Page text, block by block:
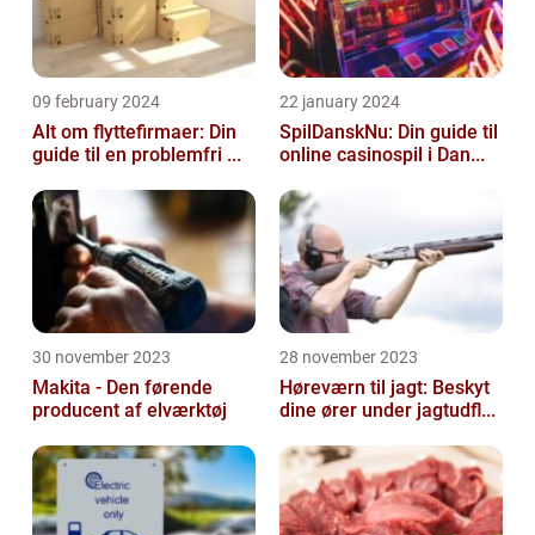
09 february 2024
Alt om flyttefirmaer: Din
guide til en problemfri ...
22 january 2024
SpilDanskNu: Din guide til
online casinospil i Dan...
30 november 2023
Makita - Den førende
producent af elværktøj
28 november 2023
Høreværn til jagt: Beskyt
dine ører under jagtudfl...